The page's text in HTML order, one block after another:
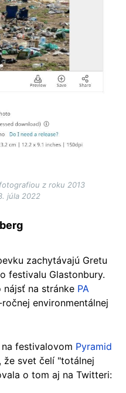
z roku 2013
júla 2022
zachytávajú Gretu
festivalu Glastonbury.
nájsť na stránke PA
ročnej environmentálnej
festivalovom Pyramid
, že svet čelí "totálnej
o tom aj na Twitteri: